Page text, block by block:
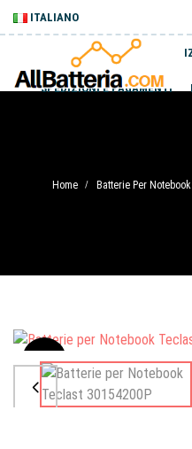
ITALIANO
SPEDIZIONI E PAGAMENTI
Home / Batterie Per Notebook
Sale